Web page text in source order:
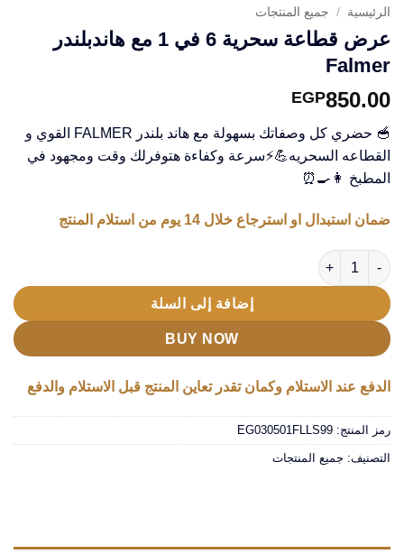
الرئيسية / جميع المنتجات
عرض قطاعة سحرية 6 في 1 مع هاندبلندر
Falmer
EGP850.00
🥣 حضري كل وصفاتك بسهولة مع هاند بلندر FALMER القوي و
القطاعه السحريه💪⚡سرعة وكفاءة هتوفرلك وقت ومجهود في
المطبخ 👩‍🍳⏰
ضمان استبدال او استرجاع خلال 14 يوم من استلام المنتج
كمية عرض قطاعة سحرية 6 في 1 مع هاندبلندر Falmer
إضافة إلى السلة
BUY NOW
الدفع عند الاستلام وكمان تقدر تعاين المنتج قبل الاستلام والدفع
رمز المنتج: EG030501FLLS99
التصنيف: جميع المنتجات